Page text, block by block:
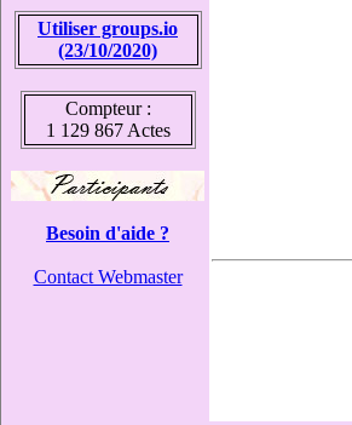
Utiliser groups.io
(23/10/2020)
Compteur :
1 129 867 Actes
Besoin d'aide ?
Contact Webmaster